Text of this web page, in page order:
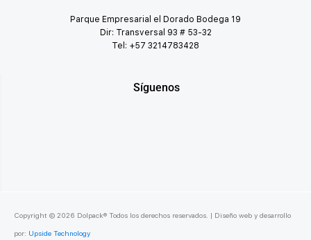
Parque Empresarial el Dorado Bodega 19
Dir: Transversal 93 # 53-32
Tel: +57 3214783428
Síguenos
Copyright © 2026 Dolpack® Todos los derechos reservados. | Diseño web y desarrollo
por: Upside Technology